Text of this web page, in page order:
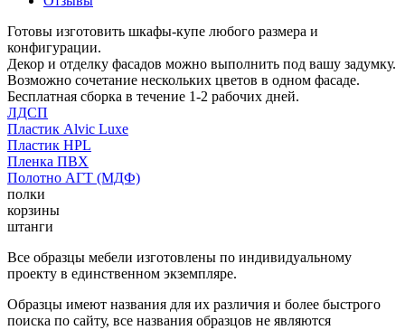
Готовы изготовить шкафы-купе любого размера и
конфигурации.
Декор и отделку фасадов можно выполнить под вашу задумку.
Возможно сочетание нескольких цветов в одном фасаде.
Бесплатная сборка в течение 1-2 рабочих дней.
ЛДСП
Пластик Alvic Luxe
Пластик HPL
Пленка ПВХ
Полотно АГТ (МДФ)
полки
корзины
штанги
Все образцы мебели изготовлены по индивидуальному
проекту в единственном экземпляре.
Образцы имеют названия для их различия и более быстрого
поиска по сайту, все названия образцов не являются